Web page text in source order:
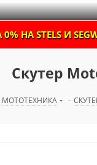
НА STELS И
Скутер
МОТОТЕХНИКА -